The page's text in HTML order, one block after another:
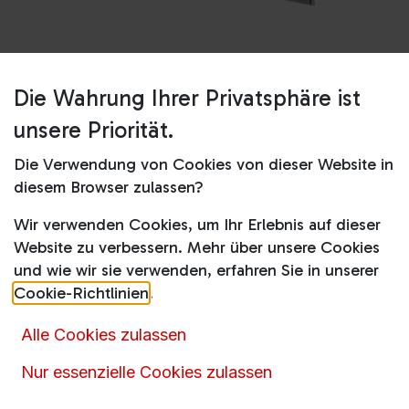
Shop KFIBN 54000
KFIBN 54000
Produktdatenblatt
699,00€ inkl. MwSt.1.039,00€
In den Warenkorb
Die Wahrung Ihrer Privatsphäre ist
unsere Priorität.
Die Verwendung von Cookies von dieser Website in
diesem Browser zulassen?
Wir verwenden Cookies, um Ihr Erlebnis auf dieser
Website zu verbessern. Mehr über unsere Cookies
und wie wir sie verwenden, erfahren Sie in unserer
Cookie-Richtlinien.
Alle Cookies zulassen
Nur essenzielle Cookies zulassen